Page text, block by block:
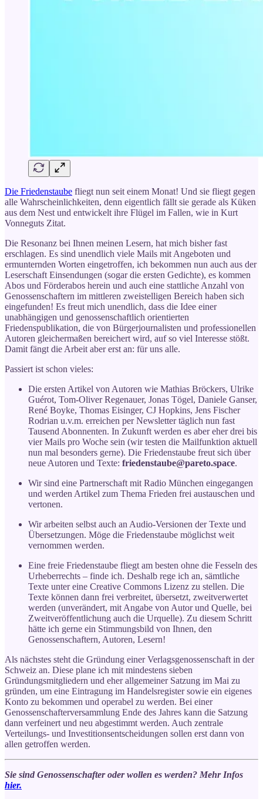
Die Friedenstaube fliegt nun seit einem Monat! Und sie fliegt gegen
alle Wahrscheinlichkeiten, denn eigentlich fällt sie gerade als Küken
aus dem Nest und entwickelt ihre Flügel im Fallen, wie in Kurt
Vonneguts Zitat.
Die Resonanz bei Ihnen meinen Lesern, hat mich bisher fast
erschlagen. Es sind unendlich viele Mails mit Angeboten und
ermunternden Worten eingetroffen, ich bekommen nun auch aus der
Leserschaft Einsendungen (sogar die ersten Gedichte), es kommen
Abos und Förderabos herein und auch eine stattliche Anzahl von
Genossenschaftern im mittleren zweistelligen Bereich haben sich
eingefunden! Es freut mich unendlich, dass die Idee einer
unabhängigen und genossenschaftlich orientierten
Friedenspublikation, die von Bürgerjournalisten und professionellen
Autoren gleichermaßen bereichert wird, auf so viel Interesse stößt.
Damit fängt die Arbeit aber erst an: für uns alle.
Passiert ist schon vieles:
Die ersten Artikel von Autoren wie Mathias Bröckers, Ulrike
Guérot, Tom-Oliver Regenauer, Jonas Tögel, Daniele Ganser,
René Boyke, Thomas Eisinger, CJ Hopkins, Jens Fischer
Rodrian u.v.m. erreichen per Newsletter täglich nun fast
Tausend Abonnenten. In Zukunft werden es aber eher drei bis
vier Mails pro Woche sein (wir testen die Mailfunktion aktuell
nun mal besonders gerne). Die Friedenstaube freut sich über
neue Autoren und Texte: friedenstaube@pareto.space.
Wir sind eine Partnerschaft mit Radio München eingegangen
und werden Artikel zum Thema Frieden frei austauschen und
vertonen.
Wir arbeiten selbst auch an Audio-Versionen der Texte und
Übersetzungen. Möge die Friedenstaube möglichst weit
vernommen werden.
Eine freie Friedenstaube fliegt am besten ohne die Fesseln des
Urheberrechts – finde ich. Deshalb rege ich an, sämtliche
Texte unter eine Creative Commons Lizenz zu stellen. Die
Texte können dann frei verbreitet, übersetzt, zweitverwertet
werden (unverändert, mit Angabe von Autor und Quelle, bei
Zweitveröffentlichung auch die Urquelle). Zu diesem Schritt
hätte ich gerne ein Stimmungsbild von Ihnen, den
Genossenschaftern, Autoren, Lesern!
Als nächstes steht die Gründung einer Verlagsgenossenschaft in der
Schweiz an. Diese plane ich mit mindestens sieben
Gründungsmitgliedern und eher allgemeiner Satzung im Mai zu
gründen, um eine Eintragung im Handelsregister sowie ein eigenes
Konto zu bekommen und operabel zu werden. Bei einer
Genossenschafterversammlung Ende des Jahres kann die Satzung
dann verfeinert und neu abgestimmt werden. Auch zentrale
Verteilungs- und Investitionsentscheidungen sollen erst dann von
allen getroffen werden.
Sie sind Genossenschafter oder wollen es werden? Mehr Infos
hier.